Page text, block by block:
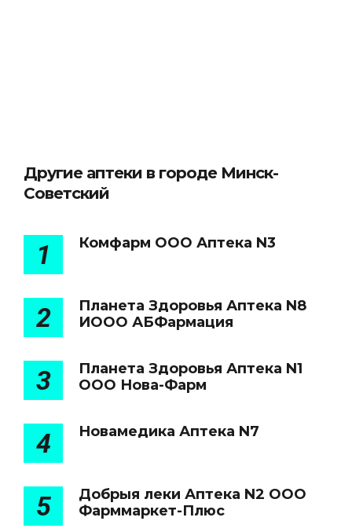
Другие аптеки в городе Минск-
Советский
1 Комфарм ООО Аптека N3
2
Планета Здоровья Аптека N8
ИООО АБФармация
3
Планета Здоровья Аптека N1
ООО Нова-Фарм
4 Новамедика Аптека N7
5
Добрыя леки Аптека N2 ООО
Фарммаркет-Плюс